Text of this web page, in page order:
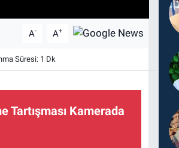
A- A+
Süresi: 1 Dk
Tartışması Kamerada